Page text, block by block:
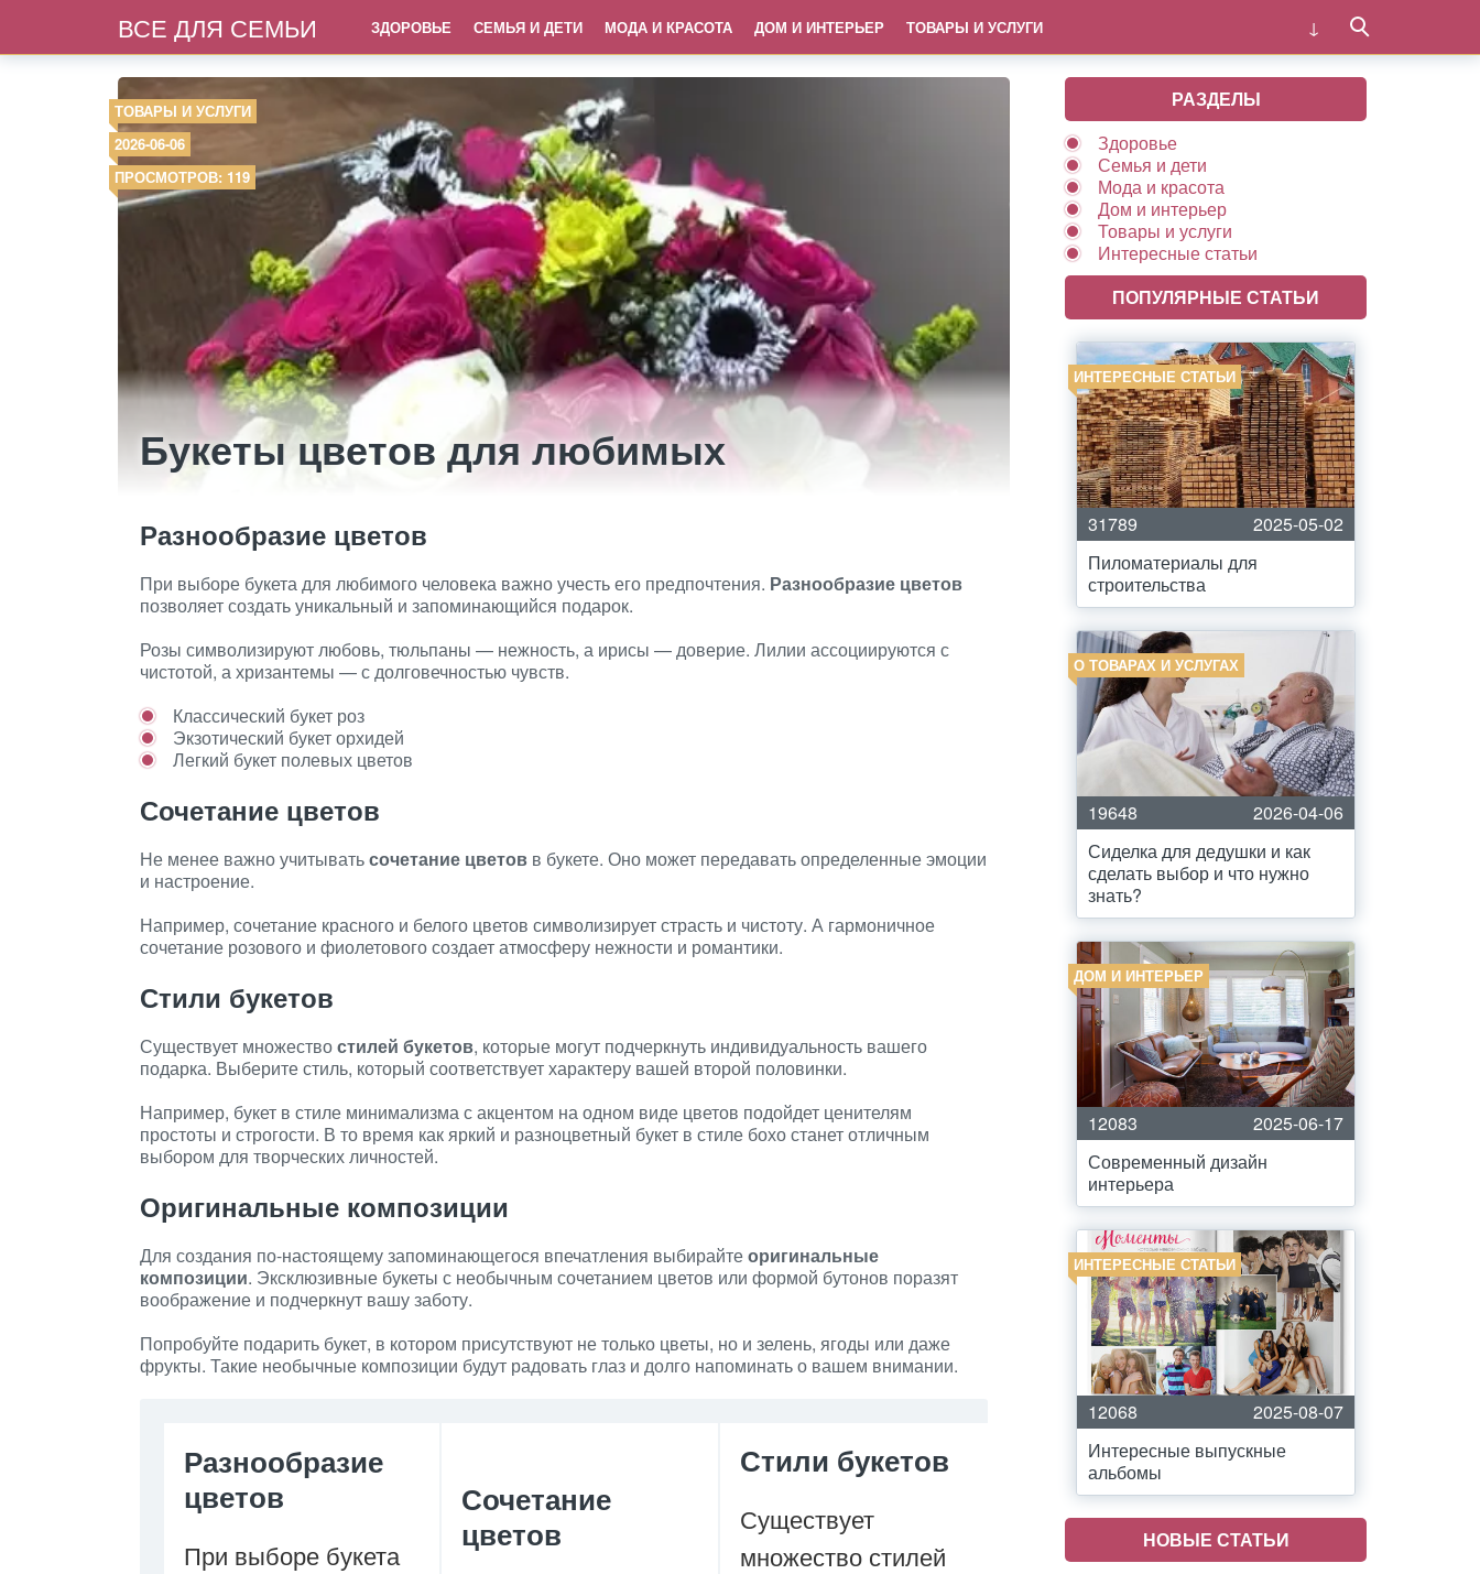
ВСЕ ДЛЯ СЕМЬИ ЗДОРОВЬЕ СЕМЬЯ И ДЕТИ МОДА И КРАСОТА ДОМ И ИНТЕРЬЕР ТОВАРЫ И УСЛУГИ
ТОВАРЫ И УСЛУГИ
2026-06-06
ПРОСМОТРОВ: 119
Букеты цветов для любимых
Разнообразие цветов
При выборе букета для любимого человека важно учесть его предпочтения. Разнообразие цветов
позволяет создать уникальный и запоминающийся подарок.
Розы символизируют любовь, тюльпаны — нежность, а ирисы — доверие. Лилии ассоциируются с
чистотой, а хризантемы — с долговечностью чувств.
Классический букет роз
Экзотический букет орхидей
Легкий букет полевых цветов
Сочетание цветов
Не менее важно учитыватьсочетание цветов в букете. Оно может передавать определенные эмоции
и настроение.
Например, сочетание красного и белого цветов символизирует страсть и чистоту. А гармоничное
сочетание розового и фиолетового создает атмосферу нежности и романтики.
Стили букетов
Существует множествостилей букетов, которые могут подчеркнуть индивидуальность вашего
подарка. Выберите стиль, который соответствует характеру вашей второй половинки.
Например, букет в стиле минимализма с акцентом на одном виде цветов подойдет ценителям
простоты и строгости. В то время как яркий и разноцветный букет в стиле бохо станет отличным
выбором для творческих личностей.
Оригинальные композиции
Для создания по-настоящему запоминающегося впечатления выбирайтеоригинальные
композиции. Эксклюзивные букеты с необычным сочетанием цветов или формой бутонов поразят
воображение и подчеркнут вашу заботу.
Попробуйте подарить букет, в котором присутствуют не только цветы, но и зелень, ягоды или даже
фрукты. Такие необычные композиции будут радовать глаз и долго напоминать о вашем внимании.
Разнообразие
цветов
При выборе букета
Сочетание
цветов
Стили букетов
Существует
множество стилей
РАЗДЕЛЫ
Здоровье
Семья и дети
Мода и красота
Дом и интерьер
Товары и услуги
Интересные статьи
ПОПУЛЯРНЫЕ СТАТЬИ
ИНТЕРЕСНЫЕ СТАТЬИ
31789
2025-05-02
Пиломатериалы для
строительства
О ТОВАРАХ И УСЛУГАХ
19648
2026-04-06
Сиделка для дедушки и как
сделать выбор и что нужно
знать?
ДОМ И ИНТЕРЬЕР
12083
2025-06-17
Современный дизайн
интерьера
ИНТЕРЕСНЫЕ СТАТЬИ
12068
2025-08-07
Интересные выпускные
альбомы
НОВЫЕ СТАТЬИ